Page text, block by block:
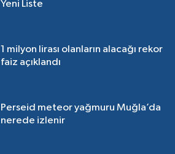
Yeni Liste
1 milyon lirası olanların alacağı rekor
faiz açıklandı
Perseid meteor yağmuru Muğla’da
nerede izlenir